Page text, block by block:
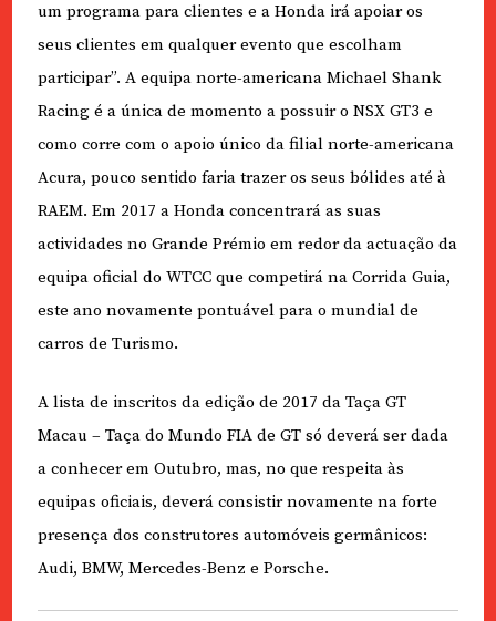
um programa para clientes e a Honda irá apoiar os
seus clientes em qualquer evento que escolham
participar”. A equipa norte-americana Michael Shank
Racing é a única de momento a possuir o NSX GT3 e
como corre com o apoio único da filial norte-americana
Acura, pouco sentido faria trazer os seus bólides até à
RAEM. Em 2017 a Honda concentrará as suas
actividades no Grande Prémio em redor da actuação da
equipa oficial do WTCC que competirá na Corrida Guia,
este ano novamente pontuável para o mundial de
carros de Turismo.
A lista de inscritos da edição de 2017 da Taça GT
Macau – Taça do Mundo FIA de GT só deverá ser dada
a conhecer em Outubro, mas, no que respeita às
equipas oficiais, deverá consistir novamente na forte
presença dos construtores automóveis germânicos:
Audi, BMW, Mercedes-Benz e Porsche.